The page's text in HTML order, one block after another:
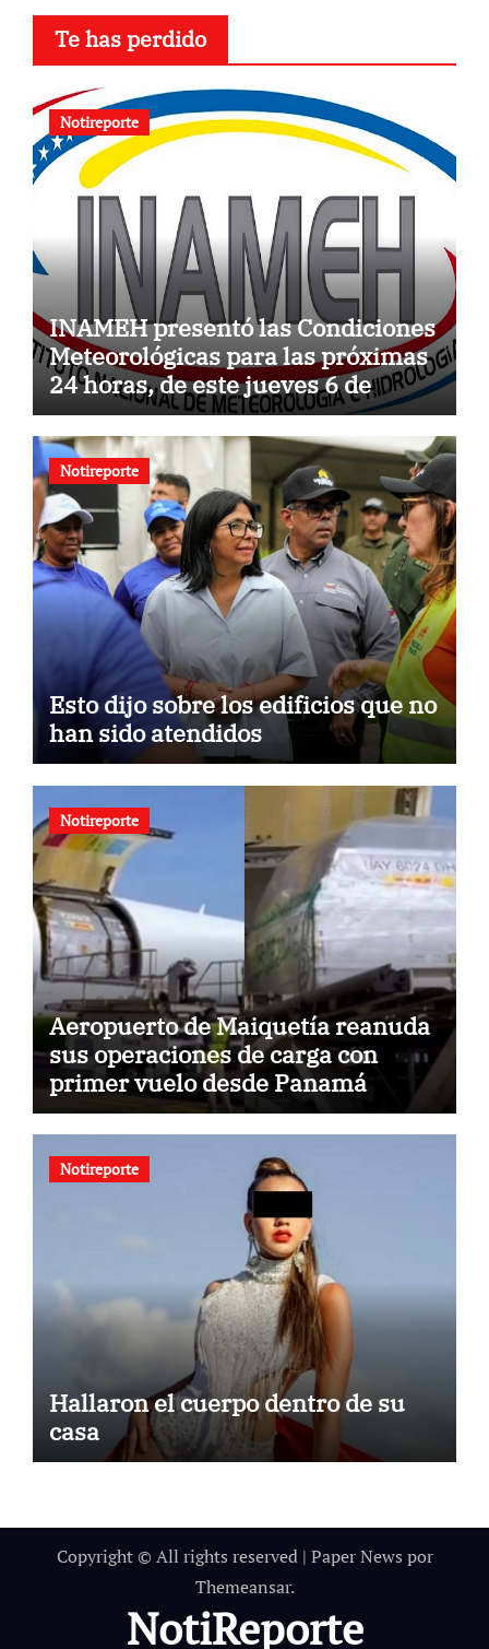
Te has perdido
Notireporte
INAMEH presentó las Condiciones
Meteorológicas para las próximas
24 horas, de este jueves 6 de
agosto 2026
Notireporte
Esto dijo sobre los edificios que no
han sido atendidos
Notireporte
Aeropuerto de Maiquetía reanuda
sus operaciones de carga con
primer vuelo desde Panamá
Notireporte
Hallaron el cuerpo dentro de su
casa
Copyright © All rights reserved | Paper News por
Themeansar.
NotiReporte